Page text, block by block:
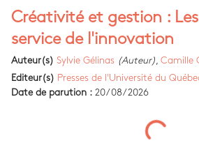
Créativité et gestion :
service de l'innovation
Auteur(s) Sylvie Gélinas (Auteur) Camille
Editeur(s) Presses de l'Université du
Date de parution : 20/08/2026